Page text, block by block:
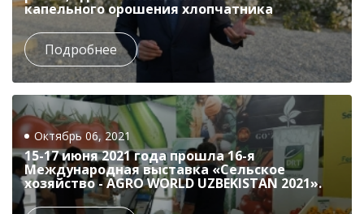
капельного орошения хлопчатника
Подробнее
Октябрь 06, 2021
15-17 июня 2021 года прошла 16-я
Международная выставка «Сельское
хозяйство - AGRO WORLD UZBEKISTAN 2021».